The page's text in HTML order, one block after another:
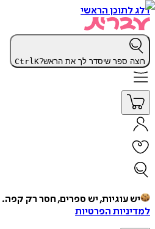
דלג לתוכן הראשי
רוצה ספר שיסדר לך את הראש? CtrlK
יש עוגיות, יש ספרים, חסר רק קפה.
למדיניות הפרטיות